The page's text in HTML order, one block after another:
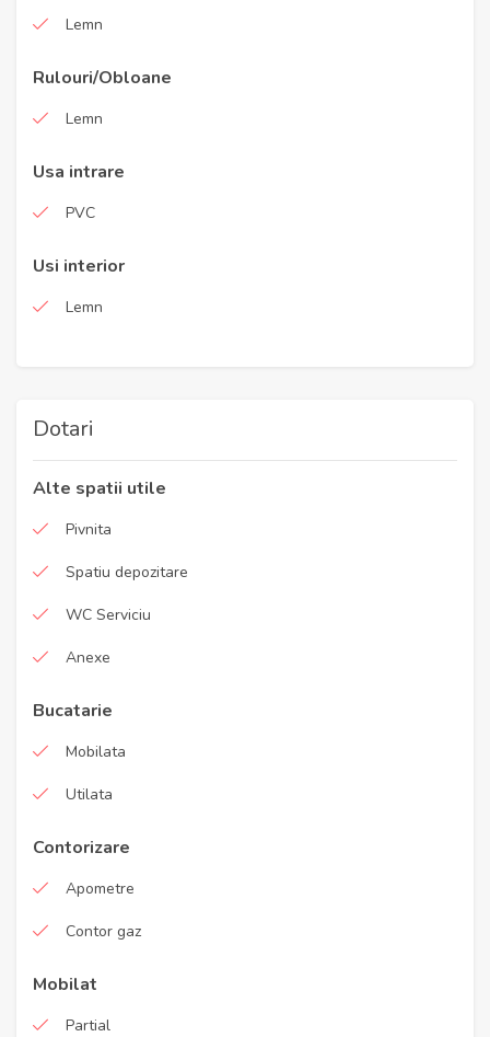
Lemn
Rulouri/Obloane
Lemn
Usa intrare
PVC
Usi interior
Lemn
Dotari
Alte spatii utile
Pivnita
Spatiu depozitare
WC Serviciu
Anexe
Bucatarie
Mobilata
Utilata
Contorizare
Apometre
Contor gaz
Mobilat
Partial